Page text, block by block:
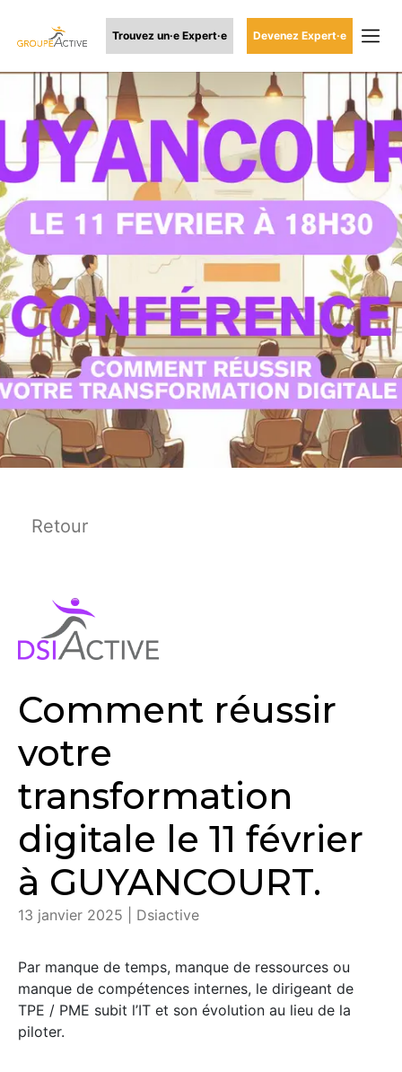
Trouvez un·e Expert·e Devenez Expert·e
Retour
Comment réussir
votre
transformation
digitale le 11 février
à GUYANCOURT.
13 janvier 2025 | Dsiactive
Par manque de temps, manque de ressources ou
manque de compétences internes, le dirigeant de
TPE / PME subit l’IT et son évolution au lieu de la
piloter.